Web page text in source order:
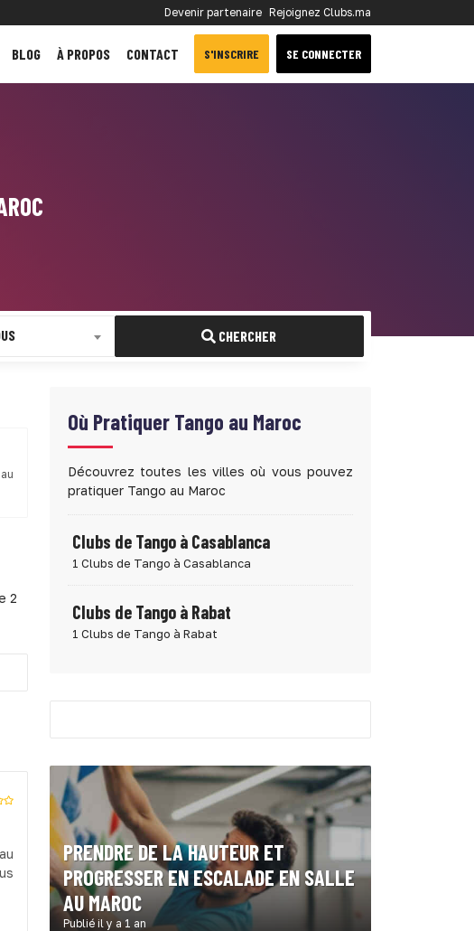
Devenir partenaire Rejoignez Clubs.ma
BLOG À PROPOS CONTACT S'INSCRIRE SE CONNECTER
CHERCHER
2
Où Pratiquer Tango au Maroc
Découvrez toutes les villes où vous pouvez
pratiquer Tango au Maroc
Clubs de Tango à Casablanca
1 Clubs de Tango à Casablanca
Clubs de Tango à Rabat
1 Clubs de Tango à Rabat
PRENDRE DE LA HAUTEUR ET
PROGRESSER EN ESCALADE EN SALLE
AU MAROC
Publié il y a 1 an